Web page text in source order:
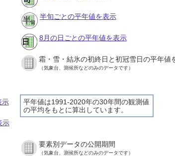
半旬ごとの平年値を表示
8月の日ごとの平年値を表示
霜・雪・結氷の初終日と初冠雪日の平年値
（気象台、測候所などのみのデータです）
平年値は1991-2020年の30年間の観測値
の平均をもとに算出しています。
示
示
要素別データの公開期間
（気象台、測候所などのみのデータです）